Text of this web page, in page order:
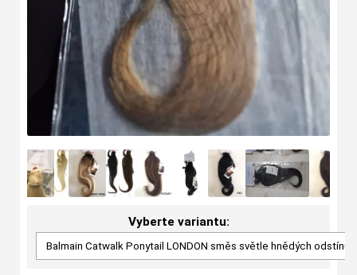
Vyberte variantu: